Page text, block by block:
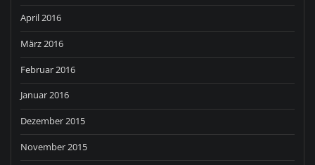
April 2016
März 2016
Februar 2016
Januar 2016
Dezember 2015
November 2015